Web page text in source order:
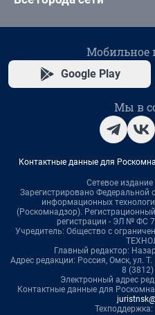
Мобильное
Google Play
Мы в
Контактные данные для
Сетевое издание
Зарегистрировано Федеральной
информационных
(Роскомнадзор).
регистрации - ЭЛ № ФС
Учредитель: Общество с
Главный редактор:
Адрес редакции: Россия, Омск, ул.
8 (3812)
Электронный адрес
Контактные данные для
Техподдержка: